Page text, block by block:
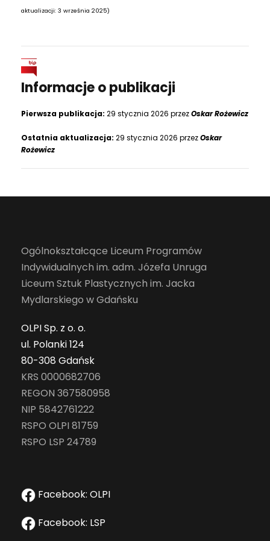
aktualizacji: 3 września 2025)
Informacje o publikacji
Pierwsza publikacja: 29 stycznia 2026 przezOskar Rożewicz
Ostatnia aktualizacja: 29 stycznia 2026 przezOskar
Rożewicz
Ogólnokształcące Liceum Programów
Indywidualnych im. adm. Józefa Unruga
Liceum Sztuk Plastycznych im. Jacka
Mydlarskiego w Gdańsku
OLPI Sp. z o. o.
ul. Polanki 124
80-308 Gdańsk
KRS 0000682706
REGON 367580958
NIP 5842761222
RSPO OLPI 81759
RSPO LSP 24789
Facebook: OLPI
Facebook: LSP